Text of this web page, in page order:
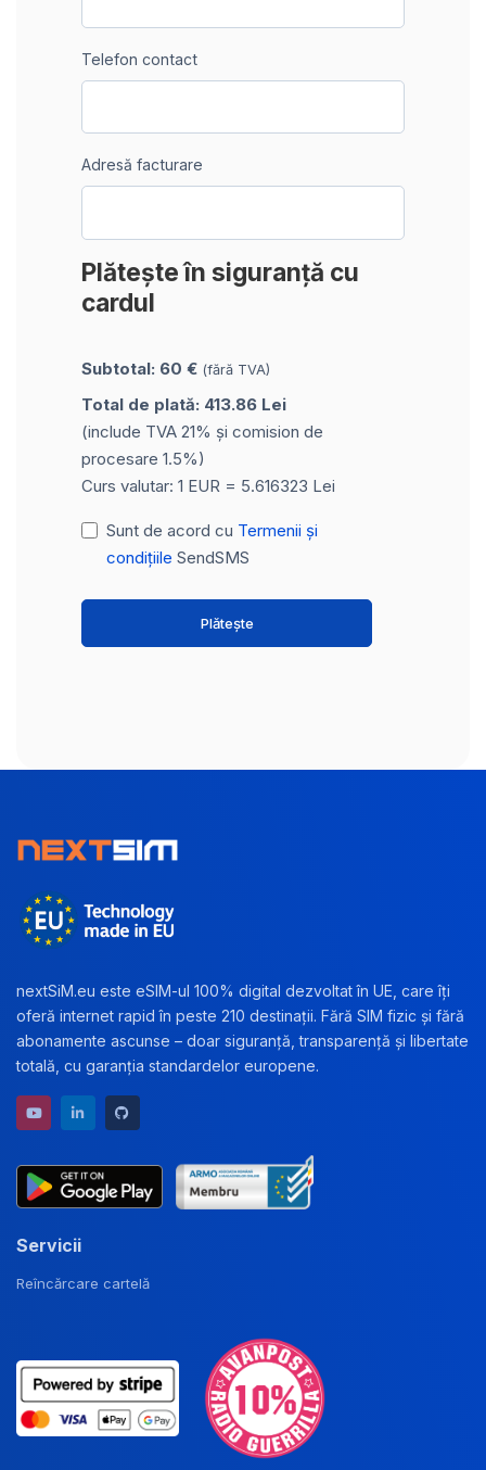
Telefon contact
Adresă facturare
Plătește în siguranță cu
cardul
Subtotal: 60 € (fără TVA)
Total de plată: 413.86 Lei
(include TVA 21% și comision de
procesare 1.5%)
Curs valutar: 1 EUR = 5.616323 Lei
Sunt de acord cu Termenii și
condițiile SendSMS
Plătește
nextSiM.eu este eSIM-ul 100% digital dezvoltat în UE, care îți
oferă internet rapid în peste 210 destinații. Fără SIM fizic și fără
abonamente ascunse – doar siguranță, transparență și libertate
totală, cu garanția standardelor europene.
YouTube channel
LinkedIn profile
Servicii
Reîncărcare cartelă